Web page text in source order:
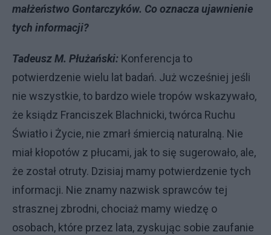
małżeństwo Gontarczyków. Co oznacza ujawnienie
tych informacji?
Tadeusz M. Płużański: Konferencja to
potwierdzenie wielu lat badań. Już wcześniej jeśli
nie wszystkie, to bardzo wiele tropów wskazywało,
że ksiądz Franciszek Blachnicki, twórca Ruchu
Światło i Życie, nie zmarł śmiercią naturalną. Nie
miał kłopotów z płucami, jak to się sugerowało, ale,
że został otruty. Dzisiaj mamy potwierdzenie tych
informacji. Nie znamy nazwisk sprawców tej
strasznej zbrodni, chociaż mamy wiedzę o
osobach, które przez lata, zyskując sobie zaufanie